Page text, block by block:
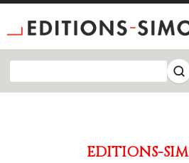
EDITIONS-